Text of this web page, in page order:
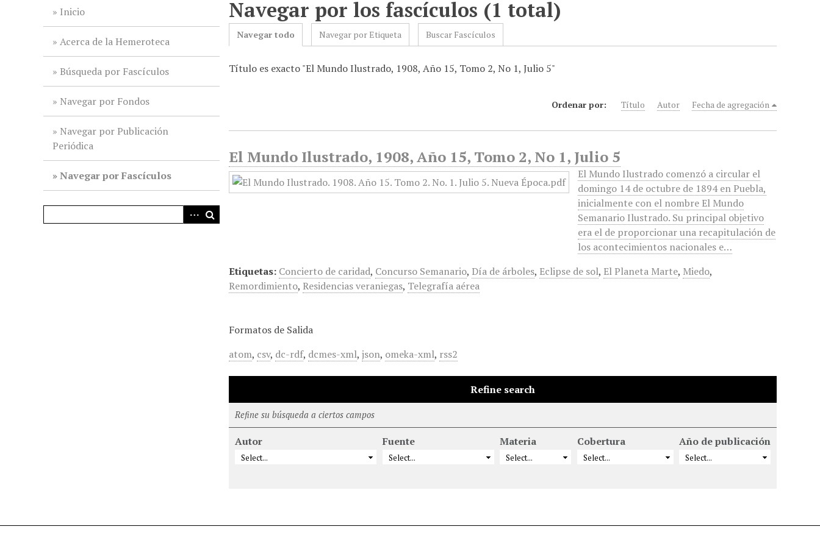
Inicio
Acerca de la Hemeroteca
Búsqueda por Fascículos
Navegar por Fondos
Navegar por Publicación
Periódica
Navegar por Fascículos
Navegar por los fascículos (1 total)
Navegar todo Navegar por Etiqueta Buscar Fascículos
Título es exacto "El Mundo Ilustrado, 1908, Año 15, Tomo 2, No 1, Julio 5"
Ordenar por: Título Autor Fecha de agregación
El Mundo Ilustrado, 1908, Año 15, Tomo 2, No 1, Julio 5
El Mundo Ilustrado comenzó a circular el
domingo 14 de octubre de 1894 en Puebla,
inicialmente con el nombre El Mundo
Semanario Ilustrado. Su principal objetivo
era el de proporcionar una recapitulación de
los acontecimientos nacionales e…
Etiquetas: Concierto de caridad, Concurso Semanario, Día de árboles, Eclipse de sol, El Planeta Marte, Miedo,
Remordimiento, Residencias veraniegas, Telegrafía aérea
Formatos de Salida
atom, csv, dc-rdf, dcmes-xml,json, omeka-xml, rss2
Refine search
Refine su búsqueda a ciertos campos
Autor Fuente Materia Cobertura Año de publicación